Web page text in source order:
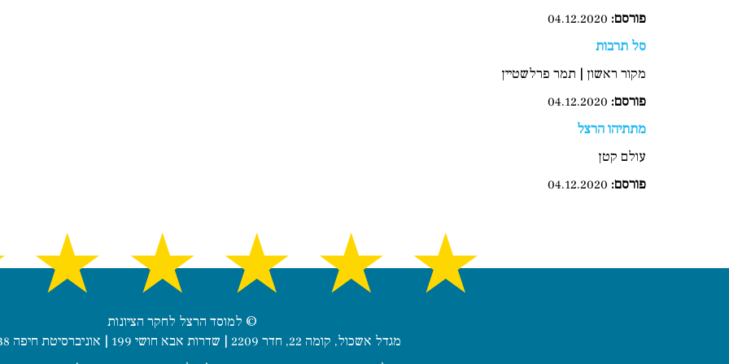
פורסם:
סל תרבות
מקור ראשון | תמר פרלשטיין
פורסם:
מתתיהו הרצל
עולם קטן
פורסם:
★
★
★
★
★
© למוסד הרצל לחקר הציונות
מגדל אשכול, קומה 22, חדר 2209 | שדרות אבא חושי 199 | אוניברסיטת חיפה 3498838